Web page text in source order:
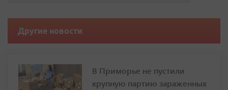
Другие новости
В Приморье не пустили
крупную партию зараженных